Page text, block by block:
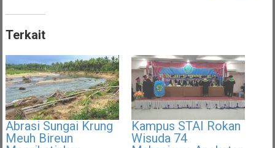
Terkait
Abrasi Sungai Krung
Meuh Bireun
Kampus STAI Rokan
Wisuda 74